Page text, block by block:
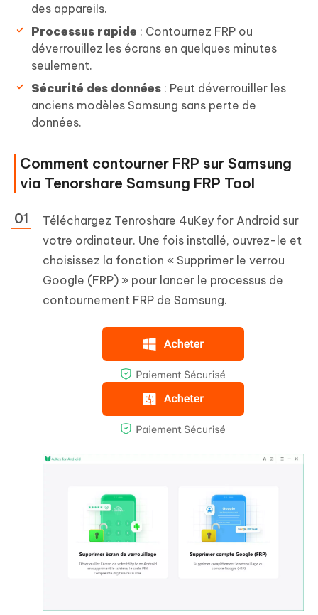
des appareils.
Processus rapide : Contournez FRP ou
déverrouillez les écrans en quelques minutes
seulement.
Sécurité des données : Peut déverrouiller les
anciens modèles Samsung sans perte de
données.
Comment contourner FRP sur Samsung
via Tenorshare Samsung FRP Tool
Téléchargez Tenroshare 4uKey for Android sur
votre ordinateur. Une fois installé, ouvrez-le et
choisissez la fonction « Supprimer le verrou
Google (FRP) » pour lancer le processus de
contournement FRP de Samsung.